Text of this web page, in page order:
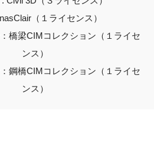
（１ライセンス）
橋梁CIMコレクション（１ライセ
ンス）
鋼橋CIMコレクション（１ライセ
ンス）